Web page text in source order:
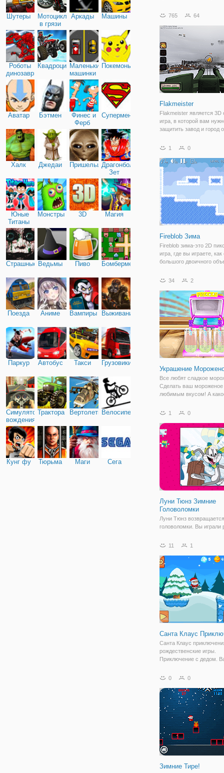
Шутеры
Мотоциклы
в грязи
Аркады Машины
Роботы
динозавры
КвадроциклыМаленькие
машинки
Покемоны
Аватар Бэтмен
Финес и
Ферб
Супермен
Халк Джедаи ПришельцыДрагонболл
Зет
Юные
Титаны
Монстры 3D Магия
Страшные Ведьмы Пиво Бомбермен
Поезда Аниме Вампиры Выживание
Паркур Автобус Такси Грузовики
Симулятор
вождения
Трактора ВертолетыВелосипед
Кунг фу Тюрьма Маги Сега
платформа игры, то вы
через красивый
чтобы найти все
победить опасных
765 64
Flakmeister
Flakmeister является 3D
игра, в которой вам
защитить завод и город
частью императорской
случается, проигрывают
Сможете ли вы пережить
1 0
Fireblob Зима
Fireblob зима-это 2D
игра, где вы играете, как
большого двоичного
помощи, чтобы
34 2
Украшение
Все любят сладкое
Сделать ваш
любимым вкусом! А
сегодня? Многие
забрать некоторые
фрукты... в конце игры,
1 0
Луни Тюнз Зимние
Головоломки
Луни Тюнз
головоломки. Вы играли
удивительную зимнюю
собрать картинку без
Насладиться зимними
и получайте
11 1
Санта Клаус
Санта Клаус
рождественские игры.
Приключение с дедом.
избегать опасностей.
отправить Санта. Есть
ждут вас. Получайте
0 0
Зимние Тире!